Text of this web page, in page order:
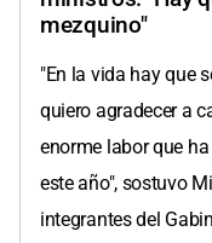
mezquino"
"En la vida hay que
quiero agradecer a
enorme labor que
este año", sostuvo
integrantes del